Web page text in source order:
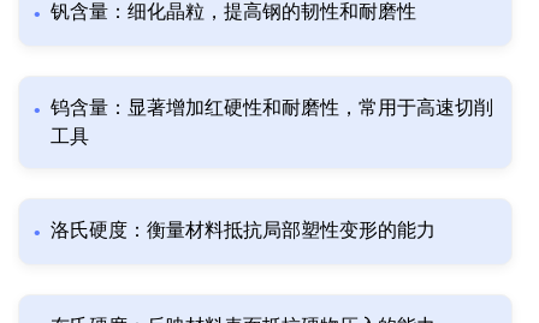
钒含量：细化晶粒，提高钢的韧性和耐磨性
钨含量：显著增加红硬性和耐磨性，常用于高速切削
工具
洛氏硬度：衡量材料抵抗局部塑性变形的能力